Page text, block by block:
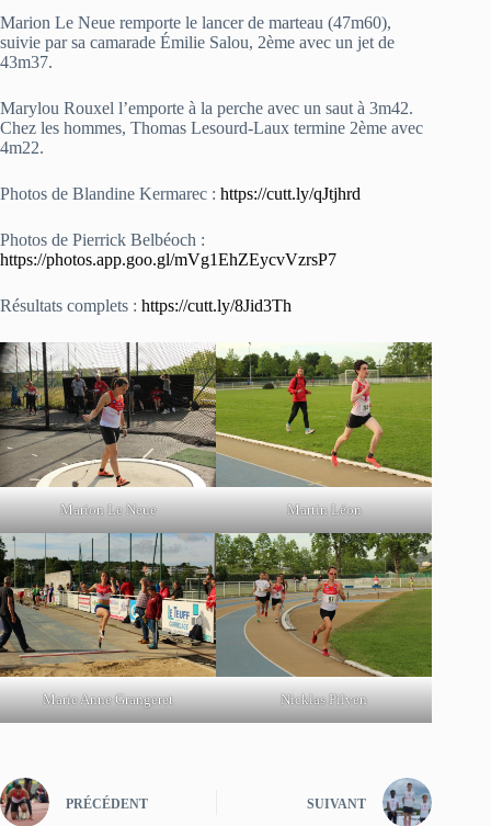
Marion Le Neue remporte le lancer de marteau (47m60),
suivie par sa camarade Émilie Salou, 2ème avec un jet de
43m37.
Marylou Rouxel l’emporte à la perche avec un saut à 3m42.
Chez les hommes, Thomas Lesourd-Laux termine 2ème avec
4m22.
Photos de Blandine Kermarec : https://cutt.ly/qJtjhrd
Photos de Pierrick Belbéoch :
https://photos.app.goo.gl/mVg1EhZEycvVzrsP7
Résultats complets : https://cutt.ly/8Jid3Th
Marion Le Neue Martin Léon
Marie Anne Grangeret Nicklas Pilven
PRÉCÉDENT SUIVANT